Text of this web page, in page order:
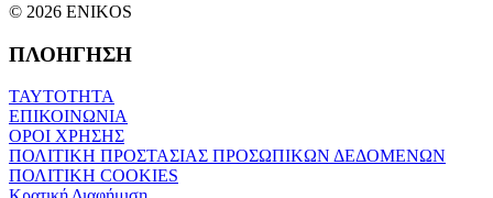
© 2026 ENIKOS
ΠΛΟΗΓΗΣΗ
ΤΑΥΤΟΤΗΤΑ
ΕΠΙΚΟΙΝΩΝΙΑ
ΟΡΟΙ ΧΡΗΣΗΣ
ΠΟΛΙΤΙΚΗ ΠΡΟΣΤΑΣΙΑΣ ΠΡΟΣΩΠΙΚΩΝ ΔΕΔΟΜΕΝΩΝ
ΠΟΛΙΤΙΚΗ COOKIES